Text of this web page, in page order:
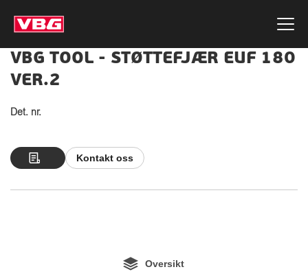
VBG TOOL - STØTTEFJÆR EUF 180
VER.2
Det. nr.
Kontakt oss
Oversikt